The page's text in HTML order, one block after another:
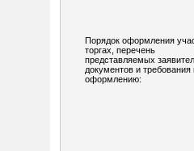
Порядок оформления
торгах, перечень
представляемых
документов и требования
оформлению: